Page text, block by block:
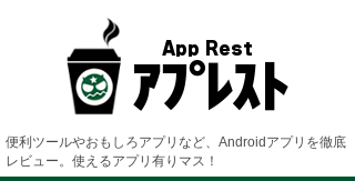
便利ツールやおもしろアプリなど、Androidアプリを徹底
レビュー。使えるアプリ有りマス！